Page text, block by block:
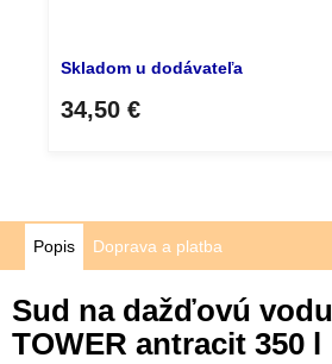
Skladom u dodávateľa
34,50 €
Popis Doprava a platba
Sud na dažďovú
TOWER antracit 350 l